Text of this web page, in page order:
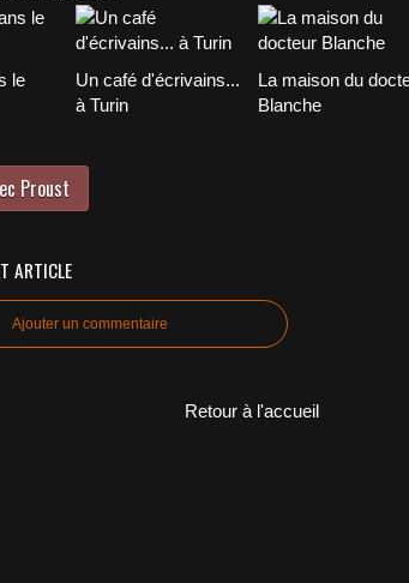
le
Un café d'écrivains...
à Turin
La maison du
Blanche
Proust
ARTICLE
Ajouter un commentaire
Retour à l'accueil